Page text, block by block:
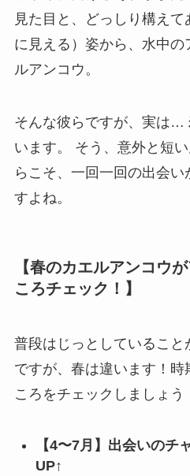
見た目と、どっしり構えて
に見える）姿から、水中
ルアンコウ。
そんな彼らですが、実は…
います。 そう、意外と短
らこそ、一回一回の出会
すよね。
【春のカエルアンコウ
ころチェック！】
普段はじっとしていること
ですが、春は違います！
ころをチェックしましょう
【4〜7月】出会いのチ
UP↑